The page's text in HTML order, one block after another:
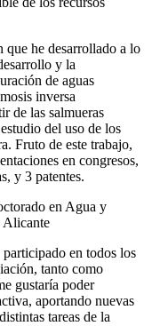
que he desarrollado a lo
y la
de aguas
inversa
de las salmueras
del uso de los
Fruto de este trabajo,
en congresos,
y 3 patentes.
en Agua y
Alicante
en todos los
tanto como
gustaría poder
aportando nuevas
tareas de la